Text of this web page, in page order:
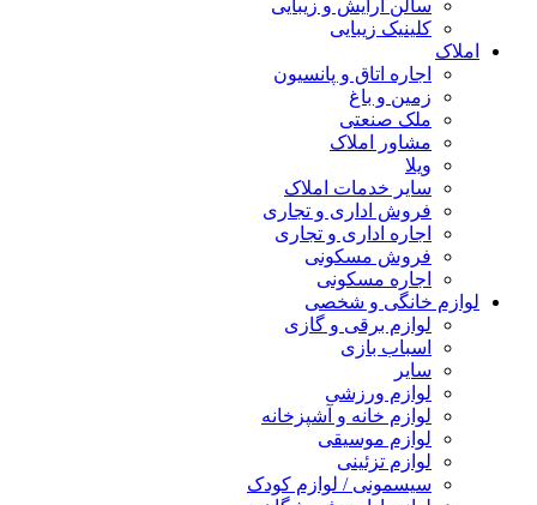
سالن آرایش و زیبایی
کلینیک زیبایی
املاک
اجاره اتاق و پانسیون
زمین و باغ
ملک صنعتی
مشاور املاک
ویلا
سایر خدمات املاک
فروش اداری و تجاری
اجاره اداری و تجاری
فروش مسکونی
اجاره مسکونی
لوازم خانگی و شخصی
لوازم برقی و گازی
اسباب بازی
سایر
لوازم ورزشی
لوازم خانه و آشپزخانه
لوازم موسیقی
لوازم تزئینی
سیسمونی / لوازم کودک